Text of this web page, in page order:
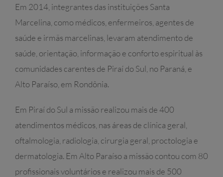
Em 2014, integrantes das instituições Santa
Marcelina, como médicos, enfermeiros, agentes de
saúde e irmãs marcelinas, levaram atendimento de
saúde, orientação, informação e conforto espiritual às
comunidades carentes de Piraí do Sul, no Paraná, e
Alto Paraíso, em Rondônia.
Em Piraí do Sul a missão realizou mais de 400
atendimentos médicos, nas áreas de clínica geral,
oftalmologia, radiologia, cirurgia geral, proctologia e
dermatologia. Em Alto Paraíso a missão contou com 80
profissionais voluntários e realizou mais de 500